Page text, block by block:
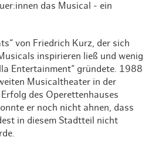
das Musical - ein
von Friedrich Kurz, der sich
inspirieren ließ und wenig
Entertainment“ gründete. 1988
Musicaltheater in der
des Operettenhauses
er noch nicht ahnen, dass
in diesem Stadtteil nicht